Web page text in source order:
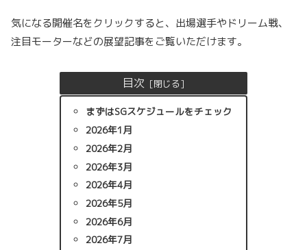
気になる開催名をクリックすると、出場選手やドリーム戦、
注目モーターなどの展望記事をご覧いただけます。
目次
まずはSGスケジュールをチェック
2026年1月
2026年2月
2026年3月
2026年4月
2026年5月
2026年6月
2026年7月